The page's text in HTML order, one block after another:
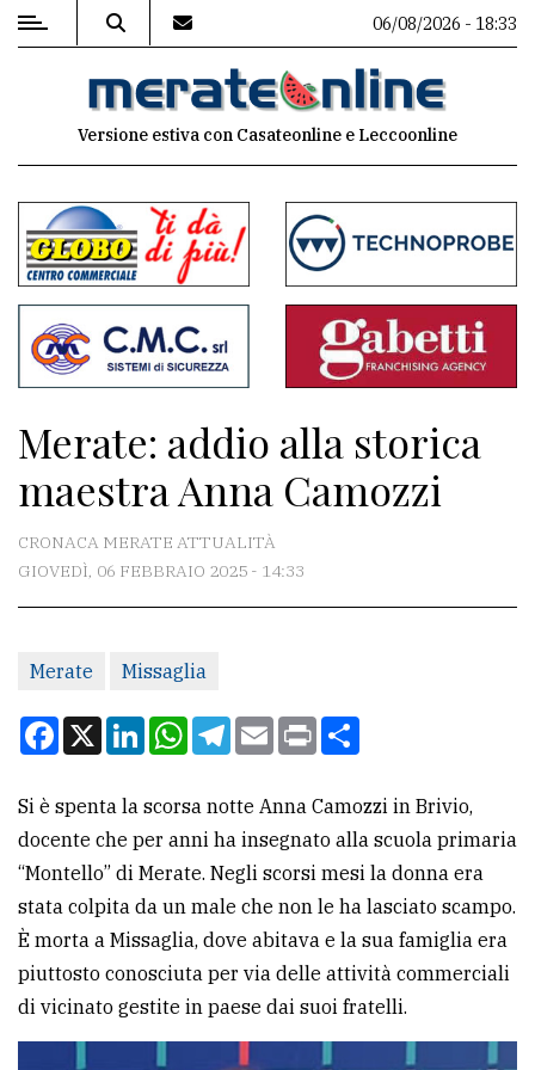
MENU
commenti
Contenuti
del
sito
Associazioni
Meteo
redazione
Scrivici
la
tua
pubblicità
CERCA
Cerca
06/08/2026 - 18:33
Versione estiva con Casateonline e Leccoonline
Merate: addio alla storica
maestra Anna Camozzi
CRONACA MERATE ATTUALITÀ
GIOVEDÌ, 06 FEBBRAIO 2025 - 14:33
Merate Missaglia
Facebook
X LinkedInWhatsApp
Telegram
EmailPrint
Si è spenta la scorsa notte Anna Camozzi in Brivio,
docente che per anni ha insegnato alla scuola primaria
“Montello” di Merate. Negli scorsi mesi la donna era
stata colpita da un male che non le ha lasciato scampo.
È morta a Missaglia, dove abitava e la sua famiglia era
piuttosto conosciuta per via delle attività commerciali
di vicinato gestite in paese dai suoi fratelli.